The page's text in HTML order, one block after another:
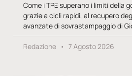
Come i TPE superano i limiti della
grazie a cicli rapidi, al recupero
avanzate di sovrastampaggio di
Redazione 7 Agosto 2026